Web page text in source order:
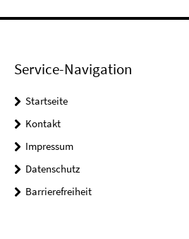
Service-Navigation
Startseite
Kontakt
Impressum
Datenschutz
Barrierefreiheit